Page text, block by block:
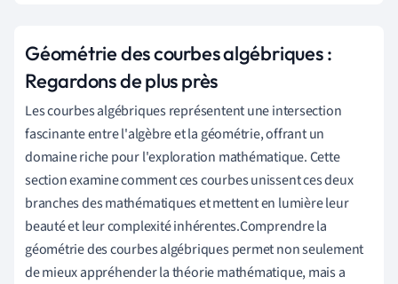
Géométrie des courbes algébriques :
Regardons de plus près
Les courbes algébriques représentent une intersection
fascinante entre l'algèbre et la géométrie, offrant un
domaine riche pour l'exploration mathématique. Cette
section examine comment ces courbes unissent ces deux
branches des mathématiques et mettent en lumière leur
beauté et leur complexité inhérentes.Comprendre la
géométrie des courbes algébriques permet non seulement
de mieux appréhender la théorie mathématique, mais a